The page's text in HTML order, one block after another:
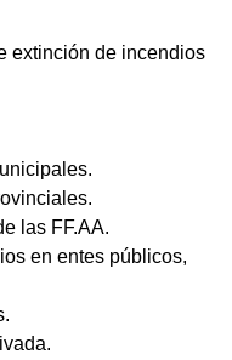
extinción de incendios
las FF.AA.
en entes públicos,